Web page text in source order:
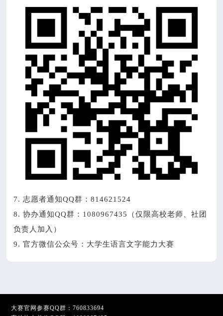
7. 志愿者通知QQ群：814621524
8. 协办通知QQ群：1080967435（仅限高校老师、社团
负责人加入）
9. 官方微信公众号：大学生语言文字能力大赛
大赛官网参赛QQ群：760833694